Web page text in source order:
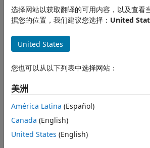
图形
图形对象
创建、删除和查询图形对象
本页内容
如果句柄有效
如果结果为空
如果句柄相等
句柄对象不会计算成逻辑true或false
如果句柄有效
使用isgraphics确定变量是否包含有效图
if
isgraphics(hobj)
...
end
选择网站以获取翻译的可用内容，以及查看
据您的位置，我们建议您选择： United
United States
您也可以从以下列表中选择网站：
美洲
América Latina (Español)
Canada (English)
United States (English)